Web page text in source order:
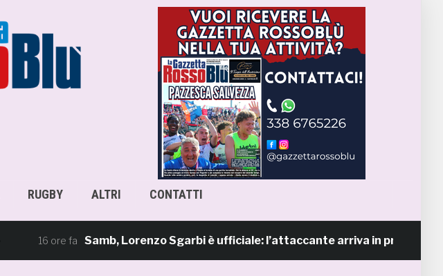
RUGBY ALTRI CONTATTI
16 ore fa Samb, Lorenzo Sgarbi è ufficiale: l’attaccante arriva in prestito dal